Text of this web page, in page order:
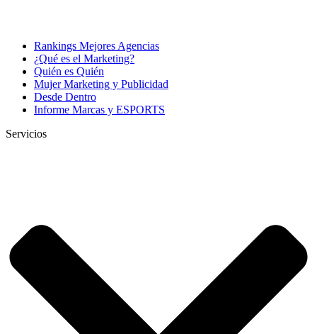
Rankings Mejores Agencias
¿Qué es el Marketing?
Quién es Quién
Mujer Marketing y Publicidad
Desde Dentro
Informe Marcas y ESPORTS
Servicios